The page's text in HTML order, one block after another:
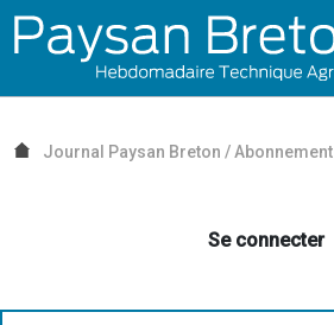
Passer au contenu
NAVIGATION MOBILE
NAVIGATION
PRINCIPALE
Journal Paysan Breton / Abonnement
Se connecter